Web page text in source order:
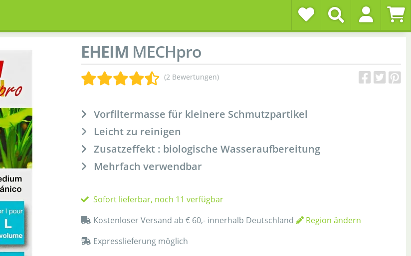
EHEIM MECHpro
(2 Bewertungen)
Vorfiltermasse für kleinere Schmutzpartikel
Leicht zu reinigen
Zusatzeffekt : biologische Wasseraufbereitung
Mehrfach verwendbar
Sofort lieferbar, noch 11 verfügbar
Kostenloser Versand ab € 60,- innerhalb Deutschland
Region ändern
Expresslieferung möglich